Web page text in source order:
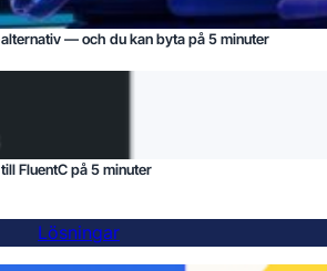
— och du kan byta på 5 minuter
FluentC på 5 minuter
Lösningar